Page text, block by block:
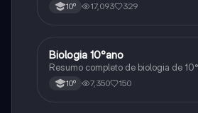
10º 17,093 329
Biologia
Biologia 10°ano
Resumo completo de biologia de
10º 7,350 150